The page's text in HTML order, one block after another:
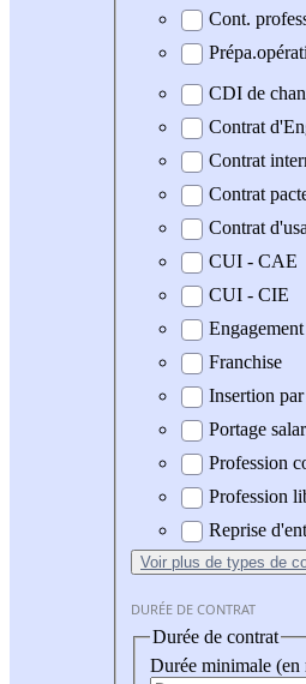
Cont.
CDI de
Contrat
Contrat
Contrat
Contrat
CUI - CAE
CUI - CIE
Franchise
Insertion
Portage
Profession
Profession
Reprise
Voir plus de types de
DURÉE DE CONTRAT
Durée de contrat
Durée minimale (en